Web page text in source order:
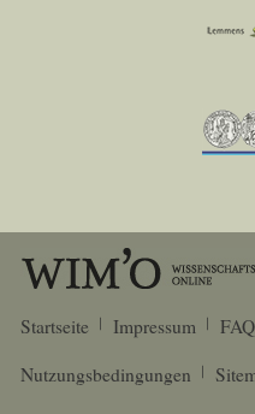
Startseite Impressum
Nutzungsbedingungen